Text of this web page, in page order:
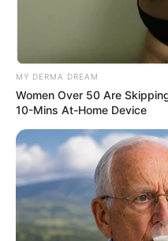
MY DERMA DREAM
Women Over 50 Are
10-Mins At-Home Device